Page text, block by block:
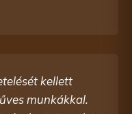
kellett
munkákkal.